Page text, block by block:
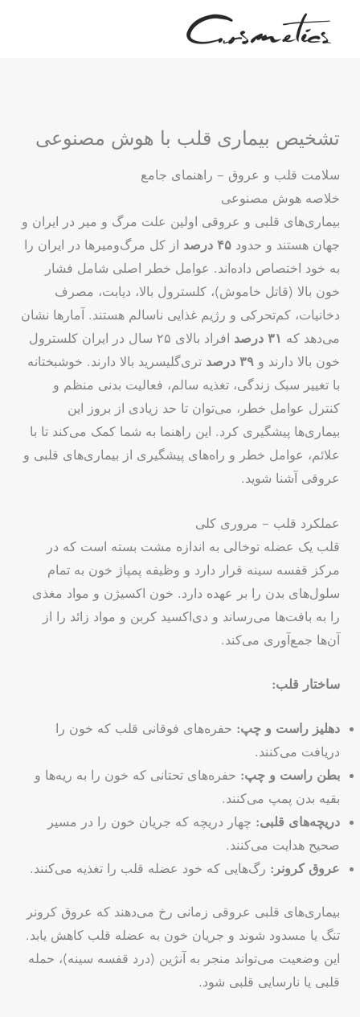
تشخیص بیماری قلب با هوش مصنوعی
سلامت قلب و عروق – راهنمای جامع
خلاصه هوش مصنوعی
بیماری‌های قلبی و عروقی اولین علت مرگ و میر در ایران و
جهان هستند و حدود۴۵ درصد
از کل مرگ‌و‌میرها در ایران را
به خود اختصاص داده‌اند. عوامل خطر اصلی شامل فشار
خون بالا (قاتل خاموش)، کلسترول بالا، دیابت، مصرف
دخانیات، کم‌تحرکی و رژیم غذایی ناسالم هستند. آمارها نشان
می‌دهد که ۳۱ درصد
افراد بالای ۲۵ سال در ایران کلسترول
خون بالا دارند و۳۹ درصد
تری‌گلیسرید بالا دارند. خوشبختانه
با تغییر سبک زندگی، تغذیه سالم، فعالیت بدنی منظم و
کنترل عوامل خطر، می‌توان تا حد زیادی از بروز این
بیماری‌ها پیشگیری کرد. این راهنما به شما کمک می‌کند تا با
علائم، عوامل خطر و راه‌های پیشگیری از بیماری‌های قلبی و
عروقی آشنا شوید.
عملکرد قلب – مروری کلی
قلب یک عضله توخالی به اندازه مشت بسته است که در
مرکز قفسه سینه قرار دارد و وظیفه پمپاژ خون به تمام
سلول‌های بدن را بر عهده دارد. خون اکسیژن و مواد مغذی
را به بافت‌ها می‌رساند و دی‌اکسید کربن و مواد زائد را از
آن‌ها جمع‌آوری می‌کند.
ساختار قلب:
دهلیز راست و چپ: حفره‌های فوقانی قلب که خون را
دریافت می‌کنند.
بطن راست و چپ: حفره‌های تحتانی که خون را به ریه‌ها و
بقیه بدن پمپ می‌کنند.
دریچه‌های قلبی: چهار دریچه که جریان خون را در مسیر
صحیح هدایت می‌کنند.
عروق کرونر: رگ‌هایی که خود عضله قلب را تغذیه می‌کنند.
بیماری‌های قلبی عروقی زمانی رخ می‌دهند که عروق کرونر
تنگ یا مسدود شوند و جریان خون به عضله قلب کاهش یابد.
این وضعیت می‌تواند منجر به آنژین (درد قفسه سینه)، حمله
قلبی یا نارسایی قلبی شود.